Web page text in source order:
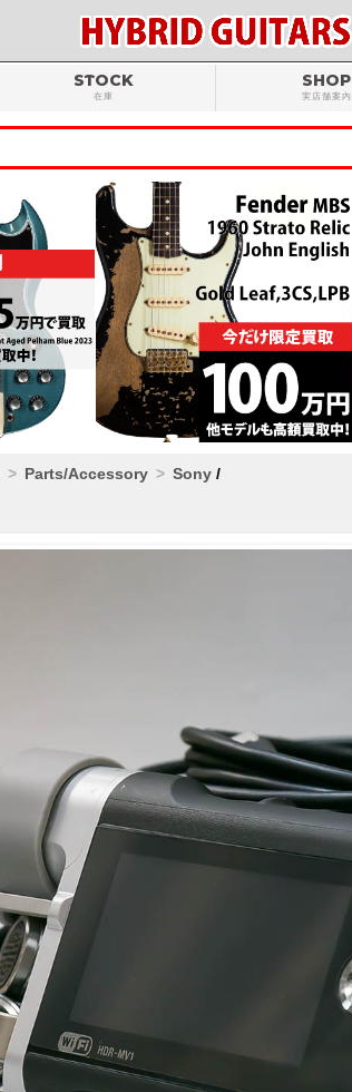
STOCK
在庫
SHOP
実店舗案内
Parts/Accessory Sony /